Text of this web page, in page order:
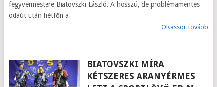
fegyvermestere Biatovszki László. A hosszú, de problémamentes
odaút után hétfőn a
Olvasson tovább
BIATOVSZKI MÍRA
KÉTSZERES ARANYÉRMES